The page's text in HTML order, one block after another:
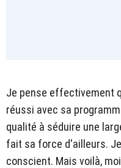
Je pense effectivement
réussi avec sa
qualité à séduire une
fait sa force d'ailleurs.
conscient. Mais voilà,